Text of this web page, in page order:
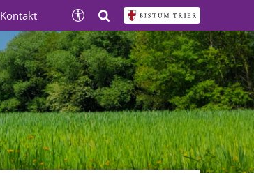
Kontakt